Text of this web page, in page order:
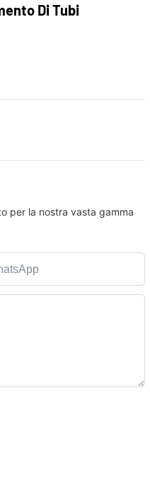
Di Tubi
per la nostra vasta gamma